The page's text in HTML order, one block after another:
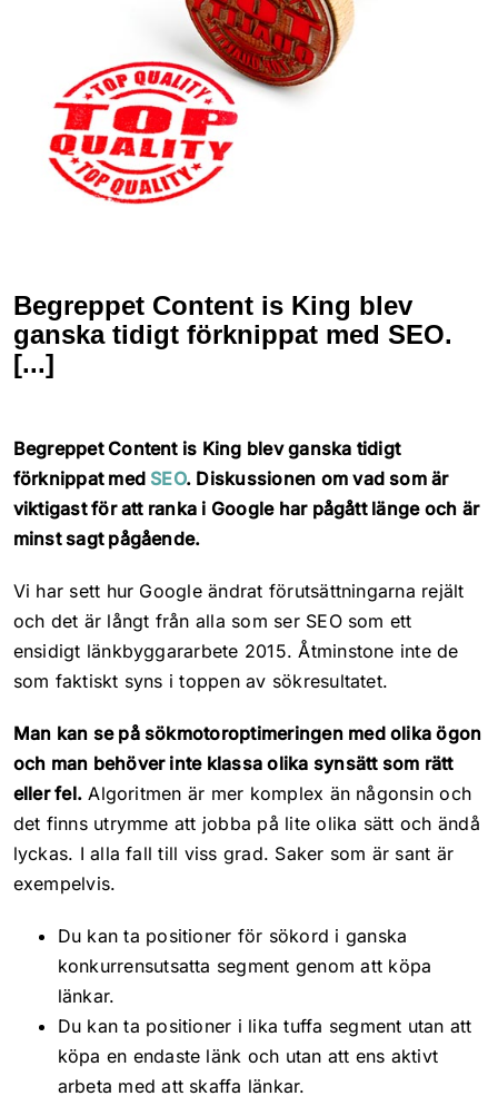
Allt i ett
Läs mer
Webbyrå &
Sociala medier
Kundcase
Begreppet Content is King blev
ganska tidigt förknippat med SEO.
[...]
Begreppet Content is King blev ganska tidigt
förknippat med SEO. Diskussionen om vad som är
viktigast för att ranka i Google har pågått länge och är
minst sagt pågående.
Vi har sett hur Google ändrat förutsättningarna rejält
och det är långt från alla som ser SEO som ett
ensidigt länkbyggararbete 2015. Åtminstone inte de
som faktiskt syns i toppen av sökresultatet.
Man kan se på sökmotoroptimeringen med olika ögon
och man behöver inte klassa olika synsätt som rätt
eller fel. Algoritmen är mer komplex än någonsin och
det finns utrymme att jobba på lite olika sätt och ändå
lyckas. I alla fall till viss grad. Saker som är sant är
exempelvis.
Du kan ta positioner för sökord i ganska
konkurrensutsatta segment genom att köpa
länkar.
Du kan ta positioner i lika tuffa segment utan att
köpa en endaste länk och utan att ens aktivt
arbeta med att skaffa länkar.